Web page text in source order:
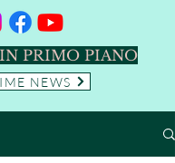
PRIMO PIANO
NEWS